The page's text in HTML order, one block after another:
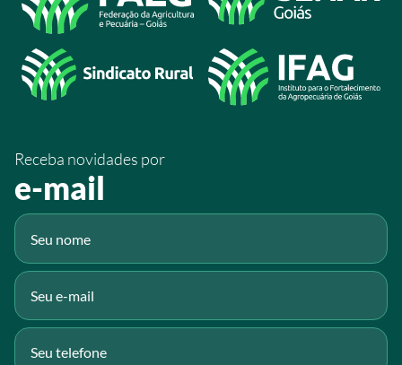
/SistemaFaeg
/sistemafaeg
/SistemaFaeg
Receba novidades por
e-mail